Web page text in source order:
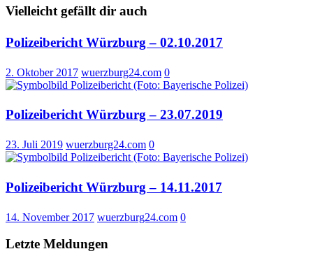
Vielleicht gefällt dir auch
Polizeibericht Würzburg – 02.10.2017
2. Oktober 2017 wuerzburg24.com 0
Polizeibericht Würzburg – 23.07.2019
23. Juli 2019 wuerzburg24.com 0
Polizeibericht Würzburg – 14.11.2017
14. November 2017 wuerzburg24.com 0
Letzte Meldungen